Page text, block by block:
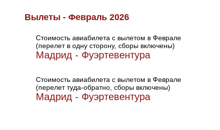
Вылеты - Февраль 2026
Стоимость авиабилета с вылетом в Феврале
(перелет в одну сторону, сборы включены)
Мадрид - Фуэртевентура
Стоимость авиабилета с вылетом в Феврале
(перелет туда-обратно, сборы включены)
Мадрид - Фуэртевентура